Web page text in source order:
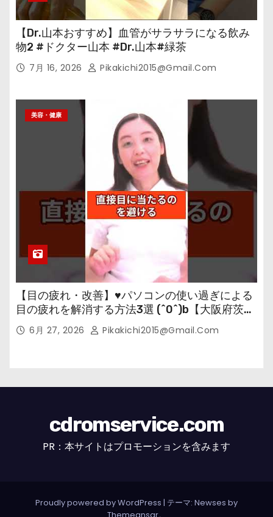
【Dr.山本おすすめ】血管がサラサラになる飲み
物2 #ドクター山本 #Dr.山本#緑茶
7月 16, 2026 Pikakichi2015@gmail.com
美容・健康
【目の疲れ・改善】♥パソコンの使い過ぎによる
目の疲れを解消する方法3選 (^0^)b【大阪府茨木
市の女性・美容鍼灸・整体師が教えます。】
6月 27, 2026 Pikakichi2015@gmail.com
cdromservice.com
PR：本サイトはプロモーションを含みます
Proudly powered by WordPress | テーマ: Newses by